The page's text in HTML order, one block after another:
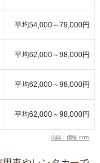
平均54,000～79,000円
平均62,000～98,000円
平均62,000～98,000円
平均62,000～98,000円
出典：価格.com